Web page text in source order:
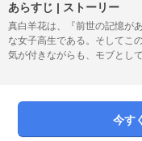
あらすじ | ストーリー
真白羊花は、『前世の記憶が
な女子高生である。そしてこ
気が付きながらも、モブとし
り道でヤンキーの喧嘩に巻き
録内容が異なる場合がござい
今す